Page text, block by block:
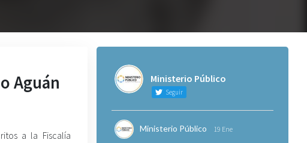
Aguán
a la Fiscalía
Ministerio Público
Seguir
Ministerio Público 19 Ene